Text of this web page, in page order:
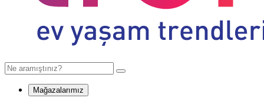
Mağazalarımız